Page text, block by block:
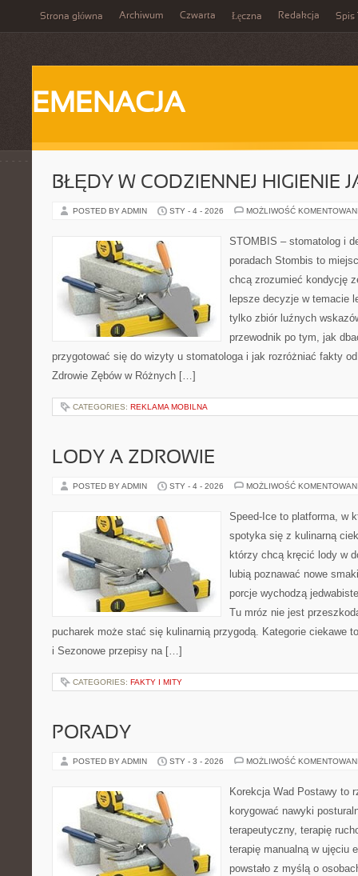
Strona główna Archiwum Czwarta Łęczna Redakcja Spis
EMENACJA
BŁĘDY W CODZIENNEJ HIGIENIE
POSTED BY ADMIN STY - 4 - 2026 MOŻLIWOŚĆ
STOMBIS – stomatolog i
poradach Stombis to
chcą zrozumieć kondycję
lepsze decyzje w temacie
tylko zbiór luźnych
przewodnik po tym, jak
przygotować się do wizyty u stomatologa i jak rozróżniać fakty
Zdrowie Zębów w Różnych […]
CATEGORIES: REKLAMA MOBILNA
LODY A ZDROWIE
POSTED BY ADMIN STY - 4 - 2026 MOŻLIWOŚĆ
Speed-Ice to platforma, w
spotyka się z kulinarną
którzy chcą kręcić lody w
lubią poznawać nowe
porcje wychodzą
Tu mróz nie jest
pucharek może stać się kulinarnią przygodą. Kategorie ciekawe
i Sezonowe przepisy na […]
CATEGORIES: FAKTY I MITY
PORADY
POSTED BY ADMIN STY - 3 - 2026 MOŻLIWOŚĆ
Korekcja Wad Postawy to
korygować nawyki
terapeutyczny, terapię
terapię manualną w ujęciu
powstało z myślą o